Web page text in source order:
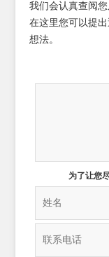
我们会认真查阅
在这里您可以提
想法。
为了让您